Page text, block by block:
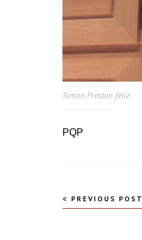
Simon Preston feliz.
PQP
Navegação
PREVIOUS POST